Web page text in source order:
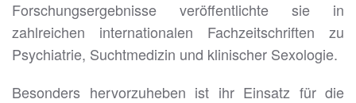
Forschungsergebnisse veröffentlichte sie in
zahlreichen internationalen Fachzeitschriften zu
Psychiatrie, Suchtmedizin und klinischer Sexologie.
Besonders hervorzuheben ist ihr Einsatz für die